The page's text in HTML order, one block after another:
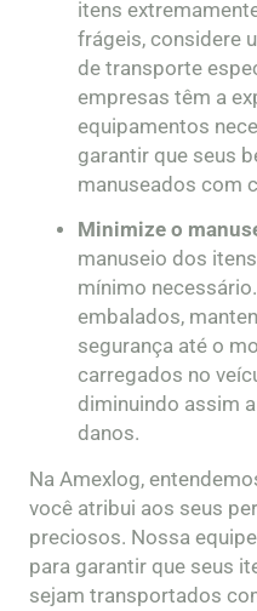
itens
frágeis, considere
de transporte
empresas têm a
equipamentos
garantir que seus
manuseados com
Minimize o
manuseio dos
mínimo
embalados,
segurança até o
carregados no
diminuindo assim
danos.
Na Amexlog,
você atribui aos seus
preciosos. Nossa
para garantir que seus
sejam transportados